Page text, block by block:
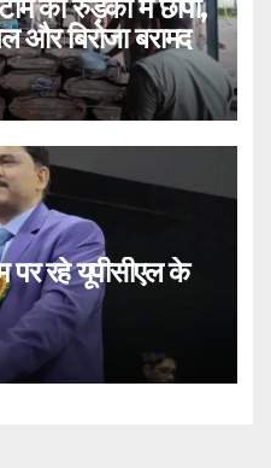
का रुड़की में छापा,
और बिरोजा बरामद
रहे यूपीसीएल के